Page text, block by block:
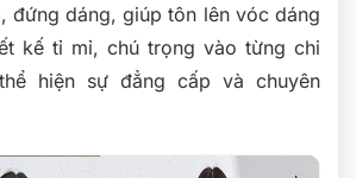
đứng dáng, giúp tôn lên vóc dáng
kế tỉ mỉ, chú trọng vào từng chi
hiện sự đẳng cấp và chuyên